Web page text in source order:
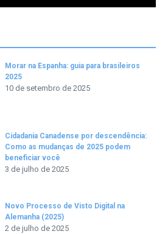
Morar na Espanha: guia para brasileiros
2025
10 de setembro de 2025
Cidadania Canadense por descendência:
Como as mudanças de 2025 podem
beneficiar você
3 de julho de 2025
Novo Processo de Visto Digital na
Alemanha (2025)
2 de julho de 2025